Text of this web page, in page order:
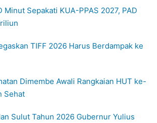
Minut Sepakati KUA-PPAS 2027, PAD
TIFF 2026 Harus Berdampak ke
Dimembe Awali Rangkaian HUT ke-
Sehat
Sulut Tahun 2026 Gubernur Yulius